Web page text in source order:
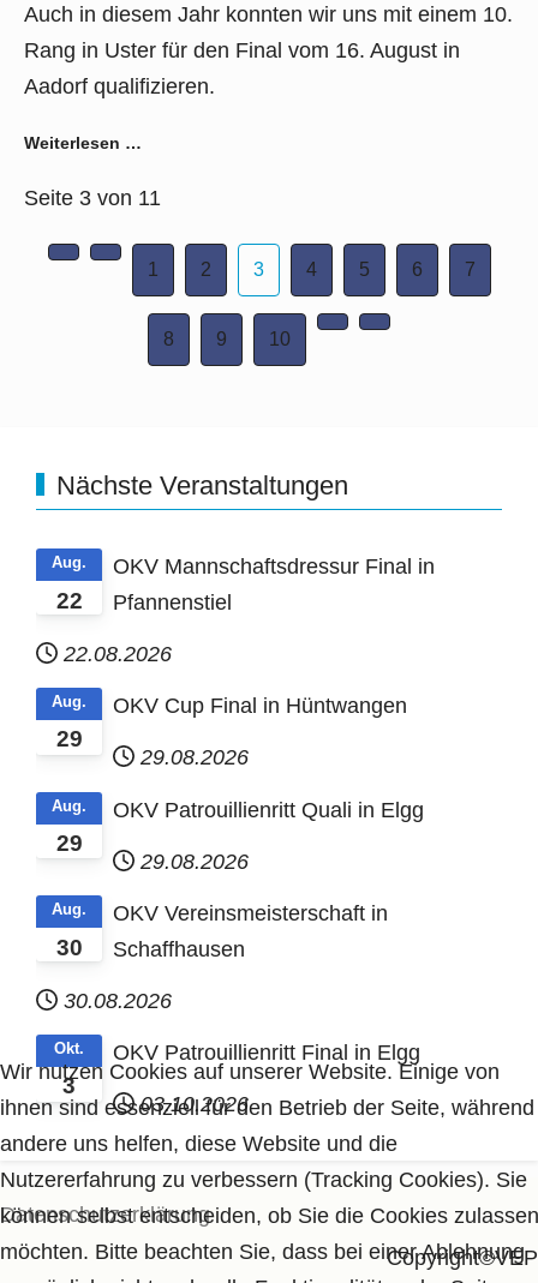
Auch in diesem Jahr konnten wir uns mit einem 10.
Rang in Uster für den Final vom 16. August in
Aadorf qualifizieren.
Weiterlesen …
Seite 3 von 11
1 2 3 4 5 6 7
8 9 10
Nächste Veranstaltungen
22
Aug.
OKV Mannschaftsdressur Final in
Pfannenstiel
22.08.2026
29
Aug. OKV Cup Final in Hüntwangen
29.08.2026
29
Aug. OKV Patrouillienritt Quali in Elgg
29.08.2026
30
Aug.
OKV Vereinsmeisterschaft in
Schaffhausen
30.08.2026
3
Okt. OKV Patrouillienritt Final in Elgg
03.10.2026
Datenschutzerklärung
Copyright©VEP
Wir nutzen Cookies auf unserer Website. Einige von
ihnen sind essenziell für den Betrieb der Seite, während
andere uns helfen, diese Website und die
Nutzererfahrung zu verbessern (Tracking Cookies). Sie
können selbst entscheiden, ob Sie die Cookies zulassen
möchten. Bitte beachten Sie, dass bei einer Ablehnung